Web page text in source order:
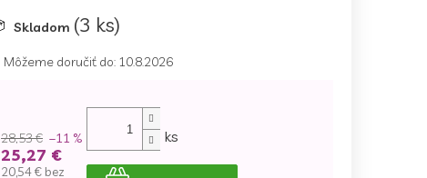
Skladom (3 ks)
Môžeme doručiť do: 10.8.2026
28,53 € –11 %
25,27 €
20,54 € bez
ks